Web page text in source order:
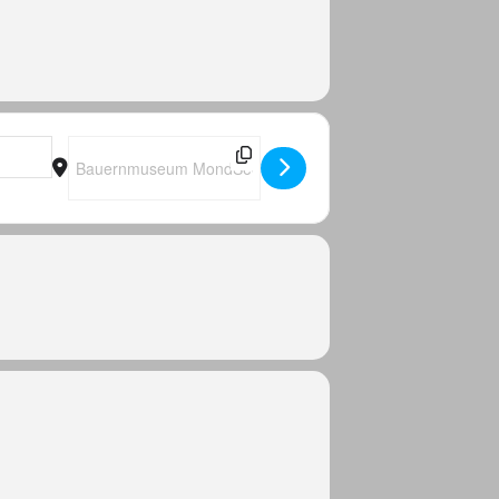
Destination Address - 5 Tage im Licht- Wege zur inneren